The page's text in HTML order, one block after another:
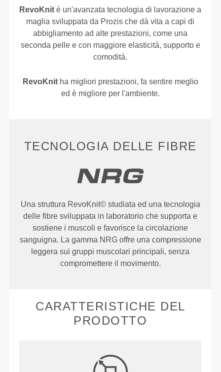
RevoKnit è un'avanzata tecnologia di lavorazione a
maglia sviluppata da Prozis che dà vita a capi di
abbigliamento ad alte prestazioni, come una
seconda pelle e con maggiore elasticità, supporto e
comodità.
RevoKnitha migliori prestazioni, fa sentire meglio
ed è migliore per l'ambiente.
TECNOLOGIA DELLE FIBRE
Una struttura RevoKnit© studiata ed una tecnologia
delle fibre sviluppata in laboratorio che supporta e
sostiene i muscoli e favorisce la circolazione
sanguigna. La gamma NRG offre una compressione
leggera sui gruppi muscolari principali, senza
compromettere il movimento.
CARATTERISTICHE DEL
PRODOTTO